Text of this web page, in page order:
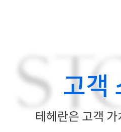
고객
테헤란은 고객